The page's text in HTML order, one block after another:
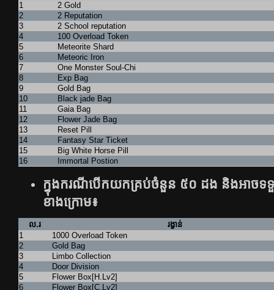
1
2 Gold
2
2 Reputation
3
2 School reputation
4
100 Overload Token
5
Meteorite Shard
6
Meteoric Iron
7
One Monster Soul-Chi
8
Exp Bag
9
Gold Bag
10
Black jade Bag
11
Gaia Bag
12
Flower Jade Bag
13
Reset Pill
14
Fantasy Star Ticket
15
Big White Horse Pill
16
Immortal Postion
ក្នុងករណីបើកយកគ្រប់ចំនួន ៥០ ដង និងអាចទ
ខាងក្រោម៖
ល.រ
រង្វាន់
1
1000 Overload Token
2
Gold Bag
3
Limbo Collection
4
Door Division
5
Flower Box[H.Lv2]
6
Flower Box[C.Lv2]